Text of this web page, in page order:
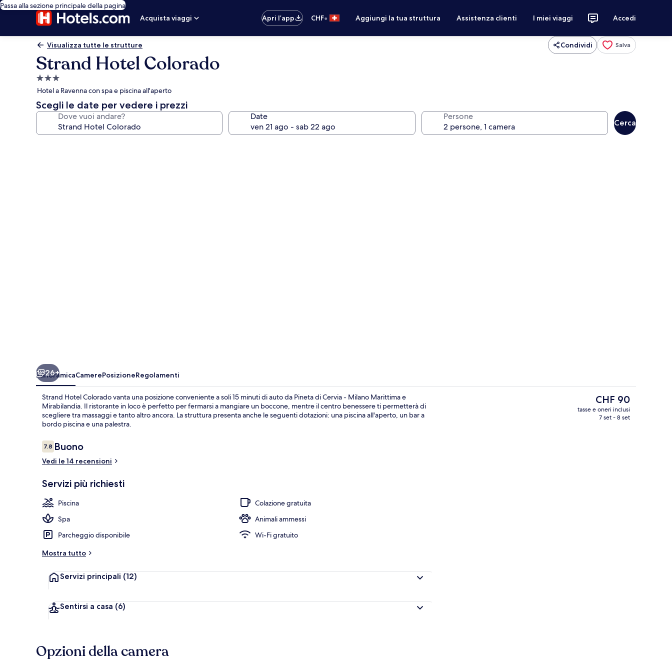
Passa alla sezione principale della pagina
Acquista viaggi
Apri l’app CHF• Aggiungi la tua struttura Assistenza clienti I miei viaggi Accedi
Visualizza tutte le strutture Condividi Salva
Strand Hotel Colorado
Struttura
a
3.0
stelle
Hotel a Ravenna con spa e piscina all'aperto
Scegli le date per vedere i prezzi
Dove vuoi andare? Date Persone
Cerca
26+
PanoramicaCamerePosizioneRegolamenti
Strand Hotel Colorado vanta una posizione conveniente a soli 15 minuti di auto da Pineta di Cervia - Milano Marittima e
Mirabilandia. Il ristorante in loco è perfetto per fermarsi a mangiare un boccone, mentre il centro benessere ti permetterà di
scegliere tra massaggi e tanto altro ancora. La struttura presenta anche le seguenti dotazioni: una piscina all'aperto, un bar a
bordo piscina e una palestra.
Recensioni
7.87.8 su 10
Buono
Vedi le 14 recensioni
Servizi più richiesti
Piscina
Colazione gratuita
Spa
Animali ammessi
Parcheggio disponibile
Wi-Fi gratuito
Mostra tutto
Servizi principali (12)
Sentirsi a casa (6)
Il
prezzo
attuale
CHF 90
tasse e oneri inclusi
7 set - 8 set
Opzioni della camera